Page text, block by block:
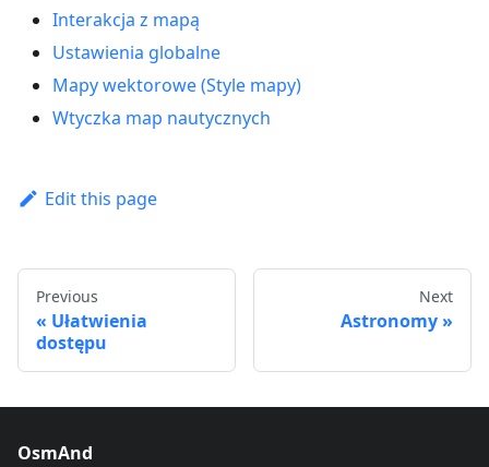
Interakcja z mapą
Ustawienia globalne
Mapy wektorowe (Style mapy)
Wtyczka map nautycznych
Edit this page
Previous
Ułatwienia
dostępu
Next
Astronomy
OsmAnd